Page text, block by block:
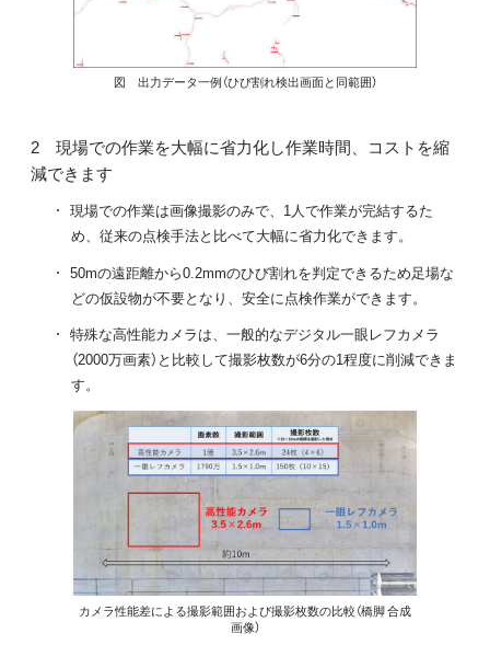
図 出力データ一例（ひび割れ検出画面と同範囲）
現場での作業を大幅に省力化し作業時間、コストを縮
減できます
現場での作業は画像撮影のみで、1人で作業が完結するた
め、従来の点検手法と比べて大幅に省力化できます。
50mの遠距離から0.2mmのひび割れを判定できるため足場な
どの仮設物が不要となり、安全に点検作業ができます。
特殊な高性能カメラは、一般的なデジタル一眼レフカメラ
（2000万画素）と比較して撮影枚数が6分の1程度に削減できま
す。
カメラ性能差による撮影範囲および撮影枚数の比較（橋脚 合成
画像）